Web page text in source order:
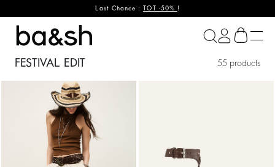
Last Chance : TOT -50% !
ba&sh
FESTIVAL EDIT 55 products